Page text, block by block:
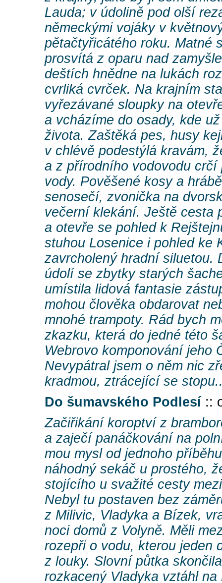
Lauda; v údolině pod olší
německými vojáky v
pětačtyřicátého roku. Matné
prosvítá z oparu nad
deštích hnědne na lukách
cvrliká cvrček. Na krajním
vyřezávané sloupky na
a vcházíme do osady, kde
života. Zaštěká pes, husy
v chlévě podestýlá kravám,
a z přírodního vodovodu
vody. Pověšené kosy a
senosečí, zvonička na
večerní klekání. Ještě cesta
a otevře se pohled k
stuhou Losenice i pohled ke
zavrcholený hradní siluetou.
údolí se zbytky starých
umístila lidová fantasie
mohou člověka obdarovat
mnohé trampoty. Rád bych
zkazku, která do jedné této
Webrovo komponování jeho
Nevypátral jsem o něm nic
kradmou, ztrácející se
Do šumavského Podlesí ::
Začiřikání koroptví z
a zaječí panáčkování na
mou mysl od jednoho
náhodný sekáč u prostého,
stojícího u svažité cesty
Nebyl tu postaven bez
z Milivic, Vladyka a Bízek,
noci domů z Volyně. Měli
rozepři o vodu, kterou jeden
z louky. Slovní půtka
rozkacený Vladyka vztáhl na